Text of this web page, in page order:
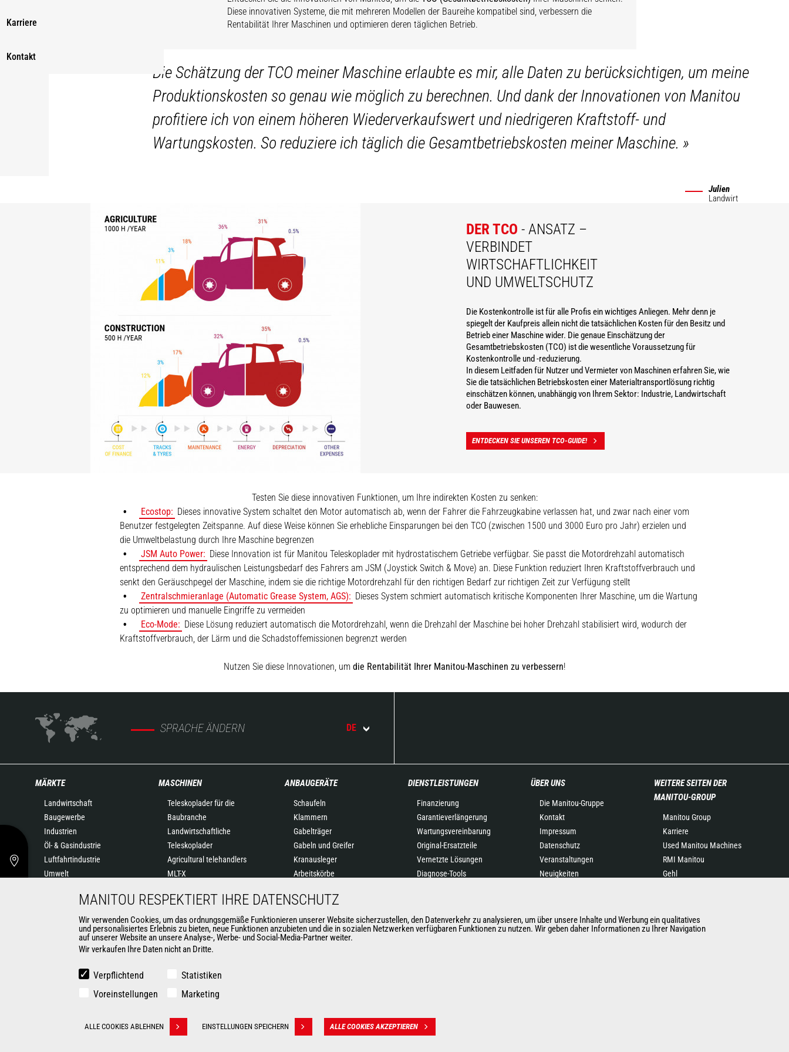
Karriere
Kontakt
Diese innovativen Systeme, die mit mehreren Modellen der Baureihe kompatibel sind, verbessern die
Rentabilität Ihrer Maschinen und optimieren deren täglichen Betrieb.
Die Schätzung der TCO meiner Maschine erlaubte es mir, alle Daten zu berücksichtigen, um meine
Produktionskosten so genau wie möglich zu berechnen. Und dank der Innovationen von Manitou
profitiere ich von einem höheren Wiederverkaufswert und niedrigeren Kraftstoff- und
Wartungskosten. So reduziere ich täglich die Gesamtbetriebskosten meiner Maschine.»
Julien
Landwirt
DER TCO - ANSATZ –
VERBINDET
WIRTSCHAFTLICHKEIT
UND UMWELTSCHUTZ
Die Kostenkontrolle ist für alle Profis ein wichtiges Anliegen. Mehr denn je
spiegelt der Kaufpreis allein nicht die tatsächlichen Kosten für den Besitz und
Betrieb einer Maschine wider. Die genaue Einschätzung der
Gesamtbetriebskosten (TCO) ist die wesentliche Voraussetzung für
Kostenkontrolle und -reduzierung.
In diesem Leitfaden für Nutzer und Vermieter von Maschinen erfahren Sie, wie
Sie die tatsächlichen Betriebskosten einer Materialtransportlösung richtig
einschätzen können, unabhängig von Ihrem Sektor: Industrie, Landwirtschaft
oder Bauwesen.
ENTDECKEN SIE UNSEREN TCO-GUIDE!
Testen Sie diese innovativen Funktionen, um Ihre indirekten Kosten zu senken:
Ecostop: Dieses innovative System schaltet den Motor automatisch ab, wenn der Fahrer die Fahrzeugkabine verlassen hat, und zwar nach einer vom
Benutzer festgelegten Zeitspanne. Auf diese Weise können Sie erhebliche Einsparungen bei den TCO (zwischen 1500 und 3000 Euro pro Jahr) erzielen und
die Umweltbelastung durch Ihre Maschine begrenzen
JSM Auto Power: Diese Innovation ist für Manitou Teleskoplader mit hydrostatischem Getriebe verfügbar. Sie passt die Motordrehzahl automatisch
entsprechend dem hydraulischen Leistungsbedarf des Fahrers am JSM (Joystick Switch & Move) an. Diese Funktion reduziert Ihren Kraftstoffverbrauch und
senkt den Geräuschpegel der Maschine, indem sie die richtige Motordrehzahl für den richtigen Bedarf zur richtigen Zeit zur Verfügung stellt
Zentralschmieranlage (Automatic Grease System, AGS): Dieses System schmiert automatisch kritische Komponenten Ihrer Maschine, um die Wartung
zu optimieren und manuelle Eingriffe zu vermeiden
Eco-Mode: Diese Lösung reduziert automatisch die Motordrehzahl, wenn die Drehzahl der Maschine bei hoher Drehzahl stabilisiert wird, wodurch der
Kraftstoffverbrauch, der Lärm und die Schadstoffemissionen begrenzt werden
Nutzen Sie diese Innovationen, um die Rentabilität Ihrer Manitou-Maschinen zu verbessern!
SPRACHE ÄNDERN DE
MÄRKTE
Landwirtschaft
Baugewerbe
Industrien
Öl- & Gasindustrie
Luftfahrtindustrie
Umwelt
MASCHINEN
Teleskoplader für die
Baubranche
Landwirtschaftliche
Teleskoplader
Agricultural telehandlers
MLT-X
Knicklader
Hubarbeitsbühnen
Lagertechnik
Mitnahmestapler
Kompaktlader
Automatisierte Lösungen für
ANBAUGERÄTE
Schaufeln
Klammern
Gabelträger
Gabeln und Greifer
Kranausleger
Arbeitskörbe
Kehrmaschinen &
Hochdruckreiniger
Seilwinden
DIENSTLEISTUNGEN
Finanzierung
Garantieverlängerung
Wartungsvereinbarung
Original-Ersatzteile
Vernetzte Lösungen
Diagnose-Tools
ÜBER UNS
Die Manitou-Gruppe
Kontakt
Impressum
Datenschutz
Veranstaltungen
Neuigkeiten
WEITERE SEITEN DER
MANITOU-GROUP
Manitou Group
Karriere
Used Manitou Machines
RMI Manitou
Gehl
MANITOU RESPEKTIERT IHRE DATENSCHUTZ
Wir verwenden Cookies, um das ordnungsgemäße Funktionieren unserer Website sicherzustellen, den Datenverkehr zu analysieren, um über unsere Inhalte und Werbung ein qualitatives
und personalisiertes Erlebnis zu bieten, neue Funktionen anzubieten und die in sozialen Netzwerken verfügbaren Funktionen zu nutzen. Wir geben daher Informationen zu Ihrer Navigation
auf unserer Website an unsere Analyse-, Werbe- und Social-Media-Partner weiter.
Wir verkaufen Ihre Daten nicht an Dritte.
Verpflichtend
Statistiken
Voreinstellungen
Marketing
ALLE COOKIES ABLEHNEN EINSTELLUNGEN SPEICHERN ALLE COOKIES AKZEPTIEREN